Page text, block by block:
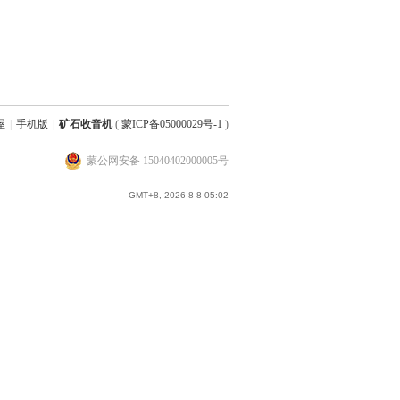
手机版 矿石收音机( 蒙ICP备05000029号-1 )
蒙公网安备 15040402000005号
GMT+8, 2026-8-8 05:02